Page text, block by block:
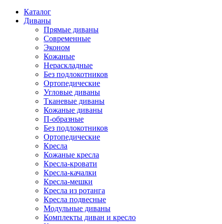
Каталог
Диваны
Прямые диваны
Современные
Эконом
Кожаные
Нераскладные
Без подлокотников
Ортопедические
Угловые диваны
Тканевые диваны
Кожаные диваны
П-образные
Без подлокотников
Ортопедические
Кресла
Кожаные кресла
Кресла-кровати
Кресла-качалки
Кресла-мешки
Кресла из ротанга
Кресла подвесные
Модульные диваны
Комплекты диван и кресло